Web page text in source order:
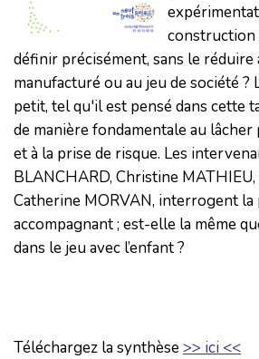
construction
définir précisément, sans le
manufacturé ou au jeu de société ?
petit, tel qu'il est pensé dans cette
de manière fondamentale au lâcher
et à la prise de risque. Les
BLANCHARD, Christine MATHIEU,
Catherine MORVAN, interrogent la
accompagnant ; est-elle la même
dans le jeu avec l’enfant ?
Téléchargez la synthèse>> ici <<